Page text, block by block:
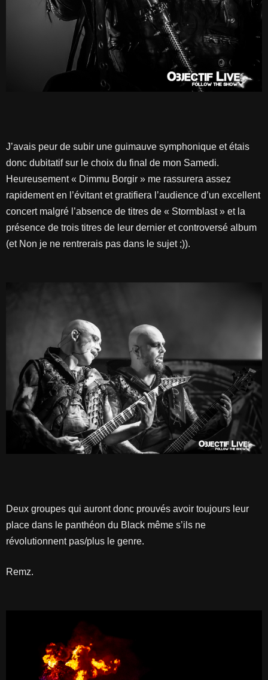
J’avais peur de subir une guimauve symphonique et étais
donc dubitatif sur le choix du final de mon Samedi.
Heureusement « Dimmu Borgir » me rassurera assez
rapidement en l’évitant et gratifiera l’audience d’un excellent
concert malgré l’absence de titres de « Stormblast » et la
présence de trois titres de leur dernier et controversé album
(et Non je ne rentrerais pas dans le sujet ;)).
Deux groupes qui auront donc prouvés avoir toujours leur
place dans le panthéon du Black même s’ils ne
révolutionnent pas/plus le genre.
Remz.